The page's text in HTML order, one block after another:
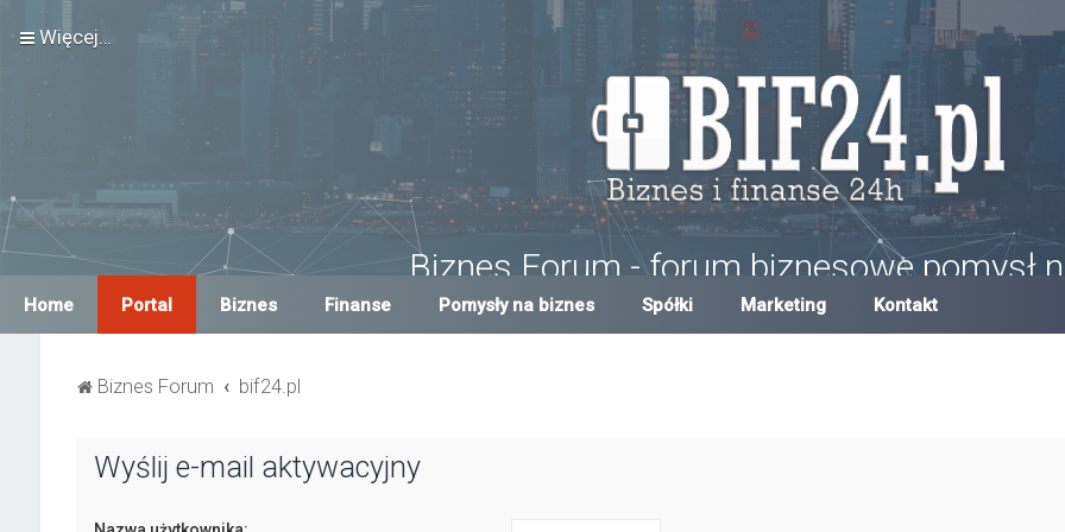
Więcej…
Biznes Forum - forum biznesowe pomysł
Największe Biznes Forum w Polsce, forum biznesowe i finansowe, pomysły na biznes,
Home Portal Biznes Finanse Pomysły na biznes Spółki Marketing Kontakt
Biznes Forum bif24.pl
Wyślij e-mail aktywacyjny